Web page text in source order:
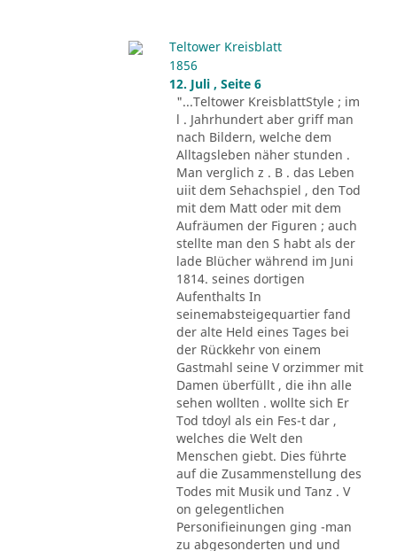
Teltower Kreisblatt
1856
12. Juli , Seite 6
"...Teltower KreisblattStyle ; im
l . Jahrhundert aber griff man
nach Bildern, welche dem
Alltagsleben näher stunden .
Man verglich z . B . das Leben
uiit dem Sehachspiel , den Tod
mit dem Matt oder mit dem
Aufräumen der Figuren ; auch
stellte man den S habt als der
lade Blücher während im Juni
1814. seines dortigen
Aufenthalts In
seinemabsteigequartier fand
der alte Held eines Tages bei
der Rückkehr von einem
Gastmahl seine V orzimmer mit
Damen überfüllt , die ihn alle
sehen wollten . wollte sich Er
Tod tdoyl als ein Fes-t dar ,
welches die Welt den
Menschen giebt. Dies führte
auf die Zusammenstellung des
Todes mit Musik und Tanz . V
on gelegentlichen
Personifieinungen ging -man
zu abgesonderten und und